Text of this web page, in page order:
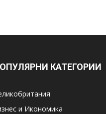
КАТЕГОРИИ
и Икономика